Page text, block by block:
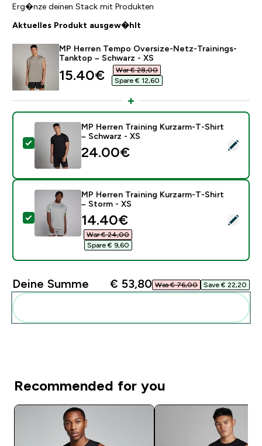
Erg�nze deinen Stack mit Produkten
Aktuelles Produkt ausgew�hlt
MP Herren Tempo Oversize-Netz-Trainings-
Tanktop – Schwarz - XS
discounted price
15.40€‎
War € 28,00‎
Spare € 12,60‎
Dieses Produkt ausw�hlen - MP Herren Training
MP Herren Training Kurzarm-T-Shirt
– Schwarz - XS
24.00€‎
Dieses Produkt ausw�hlen - MP Herren Training
MP Herren Training Kurzarm-T-Shirt
– Storm - XS
discounted price
14.40€‎
War € 24,00‎
Spare € 9,60‎
Deine Summe € 53,80‎ Was € 76,00‎ Save € 22,20‎
Recommended for you